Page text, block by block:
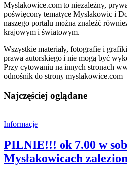
Myslakowice.com to niezależny,
poświęcony tematyce Mysłakowic i
naszego portalu można znaleźć
krajowym i światowym.
Wszystkie materiały, fotografie i
prawa autorskiego i nie mogą być
Przy cytowaniu na innych stronach
odnośnik do strony myslakowice.com
Najczęściej oglądane
Informacje
PILNIE!!! ok 7.00 w
Mysłakowicach